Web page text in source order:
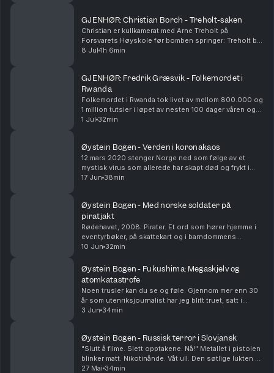
GJENHØR: Christian Borch - Treholt-saken
Christian er kullkamerat med Arne Treholt på
Forsvarets Høyskole før bomben springer: Treholt blir
arrestert, siktet for spionasje til fordel for
8 Jul 1h 6min
GJENHØR: Fredrik Græsvik - Folkemordet i
Rwanda
Folkemordet i Rwanda tok livet av mellom 800.000 og
1 million tutsier i løpet av nesten 100 dager våren og
sommeren 1994. Fredrik blir sendt til en flyktningeleir i
1 Jul 32min
Øystein Bogen - Verden i koronakaos
12.mars 2020 stenger Norge ned som følge av et
mystisk virus som allerede har skapt død og frykt i
Kina. Verden går inn i apokalypsetilstander, og Øystein
17 Jun 38min
Øystein Bogen - Med norske soldater på
piratjakt
Rødehavet, 2008: Pirater. Et ord som hører hjemme i
eventyrbøker, på skattekart og i barndommens
tegnefilmer - med plast-sabler og papegøyer på
ege...
10 Jun 32min
Øystein Bogen - Fukushima: Megaskjelv og
atomkatastrofe
Noen trusler kan du se og føle. Gjennom mer enn 30
år som utenriksjournalist har jeg blitt truet, satt i
fengsel, forfulgt og skutt på. Andre farer er usynlige.
3 Jun 34min
Øystein Bogen - Russisk terror i Slovjansk
"Slutt å filme. Slett opptakene. Nå!" Metallet i pistolen
blinker matt. Nikotinånde. Våt ull. Den søtlige lukten av
gummi fra dekkene ved barrikaden. Fotograf Åges
27 Mai 34min